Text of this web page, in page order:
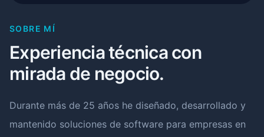
SOBRE MÍ
Experiencia técnica con
mirada de negocio.
Durante más de 25 años he diseñado, desarrollado y
mantenido soluciones de software para empresas en